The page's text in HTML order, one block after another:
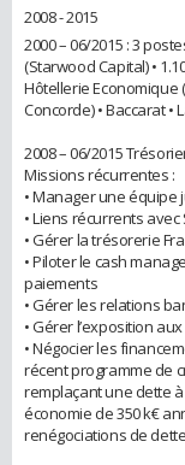
2008 - 2015
2000 – 06/2015 : 3
(Starwood Capital) •
Hôtellerie Economique
Concorde) • Baccarat •
2008 – 06/2015
Missions récurrentes :
• Manager une
• Liens récurrents
• Gérer la trésorerie
• Piloter le cash
paiements
• Gérer les relations
• Gérer l’exposition
• Négocier les
récent programme de
remplaçant une dette
économie de 350 k€
renégociations de